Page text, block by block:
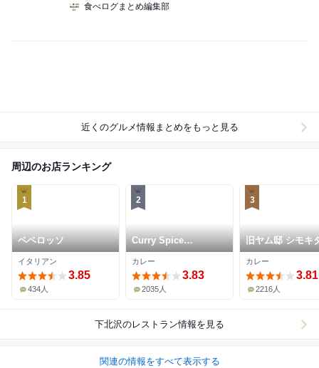
食べログまとめ編集部
近くのグルメ情報まとめをもっと見る
周辺のお店ランキング
1
ペペロッソ
イタリアン
3.85
434人
2
Curry Spice
Gelateria KALPASI
カレー
3.83
2035人
3
旧ヤム邸 シモ
カレー
3.81
2216人
下北沢のレストラン情報を見る
関連の情報をすべて表示する